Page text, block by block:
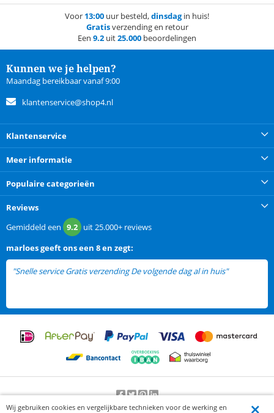
Voor 13:00 uur besteld,dinsdagin huis!
Gratisverzending en retour
Een 9.2 uit25.000 beoordelingen
Kunnen we je helpen?
Maandag bereikbaar vanaf 9:00
klantenservice@shop4.nl
Klantenservice
Meer informatie
Populaire categorieën
Reviews
Gemiddeld een 9.2 uit25.000+ reviews
marloesgeeft ons een 8 en zegt:
"Snelle service Gratis verzending De volgende dag al in huis"
Beoordeling door klanten:9.2/10-25000beoordelingen
Wij gebruiken cookies en vergelijkbare technieken voor de werking en